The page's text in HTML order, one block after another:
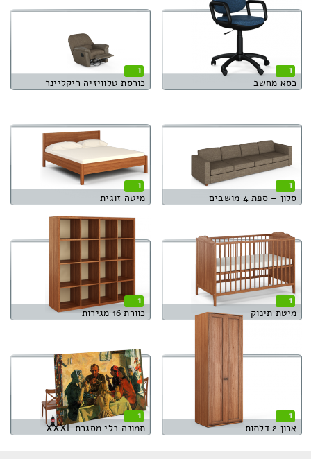
1
כסא מחשב
1
כורסת טלוויזיה ריקליינר
1
סלון – ספת 4 מושבים
1
מיטה זוגית
1
מיטת תינוק
1
כוורת 16 מגירות
1
ארון 2 דלתות
1
תמונה בלי מסגרת XXXL